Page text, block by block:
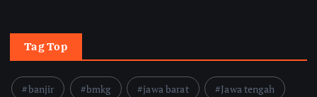
Tag Top
banjir bmkg jawa barat
Jawa tengah